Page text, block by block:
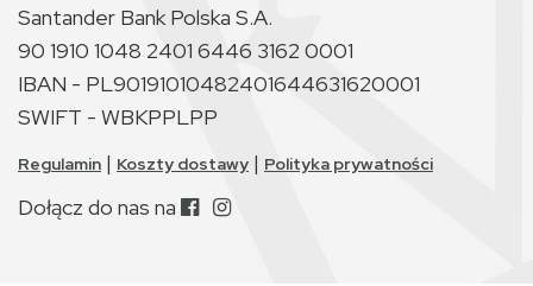
Santander Bank Polska S.A.
90 1910 1048 2401 6446 3162 0001
IBAN - PL90191010482401644631620001
SWIFT - WBKPPLPP
Regulamin | Koszty dostawy | Polityka prywatności
Dołącz do nas na